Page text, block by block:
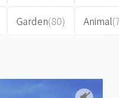
Garden(80)
Animal